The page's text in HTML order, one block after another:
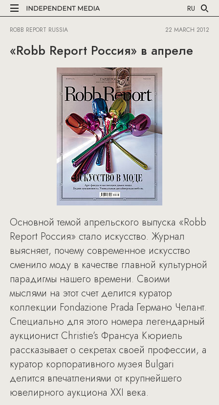
RU
ROBB REPORT RUSSIA 22 MARCH 2012
«Robb Report Россия» в апреле
Основной темой апрельского выпуска «Robb
Report Россия» стало искусство. Журнал
выясняет, почему современное искусство
сменило моду в качестве главной культурной
парадигмы нашего времени. Своими
мыслями на этот счет делится куратор
коллекции Fondazione Prada Германо Челант.
Специально для этого номера легендарный
аукционист Сhristie’s Франсуа Кюриель
рассказывает о секретах своей профессии, а
куратор корпоративного музея Bulgari
делится впечатлениями от крупнейшего
ювелирного аукциона XXI века.